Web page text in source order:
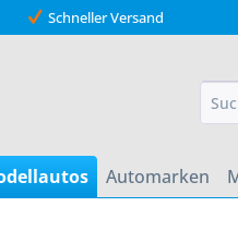
Schneller Versand
Automarken